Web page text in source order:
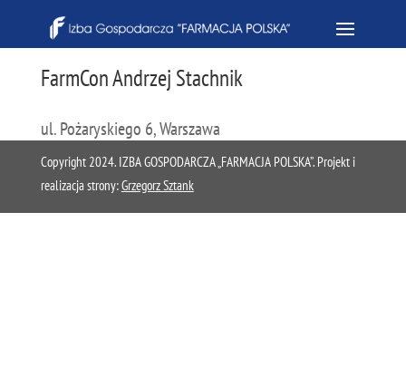
FarmCon Andrzej Stachnik
ul. Pożaryskiego 6, Warszawa
Copyright 2024. IZBA GOSPODARCZA „FARMACJA POLSKA”. Projekt i
realizacja strony:Grzegorz Sztank